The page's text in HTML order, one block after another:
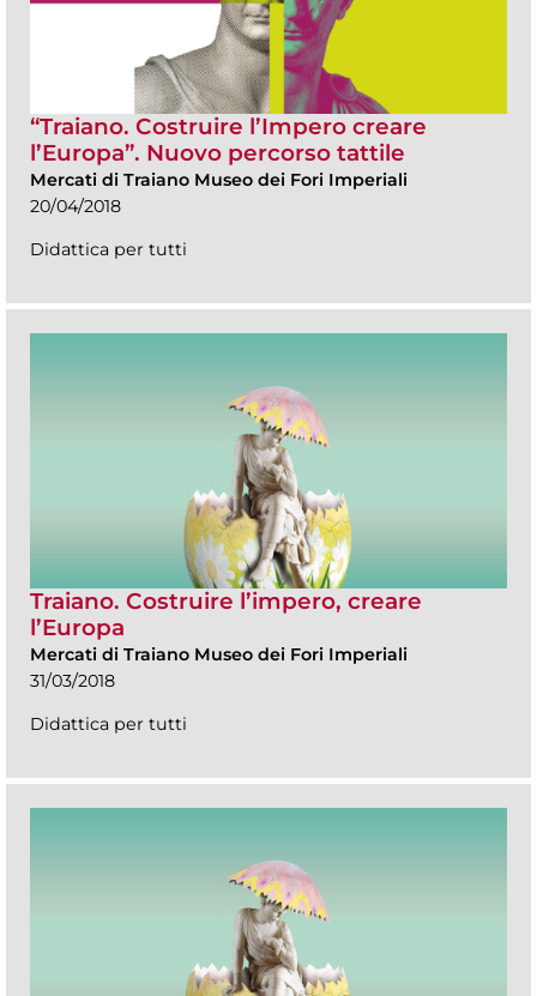
“Traiano. Costruire l’Impero creare
l’Europa”. Nuovo percorso tattile
Mercati di Traiano Museo dei Fori Imperiali
20/04/2018
Didattica per tutti
Traiano. Costruire l’impero, creare
l’Europa
Mercati di Traiano Museo dei Fori Imperiali
31/03/2018
Didattica per tutti